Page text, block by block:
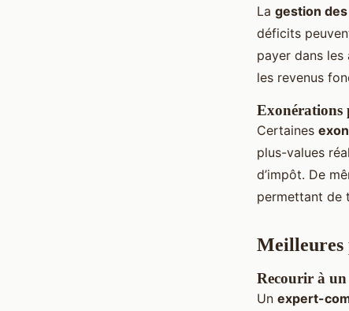
La gestion
déficits
payer dans
les revenus
Exonérations
Certaines
plus-values
d’impôt. De
permettant de
Meilleures
Recourir à un
Un expert-